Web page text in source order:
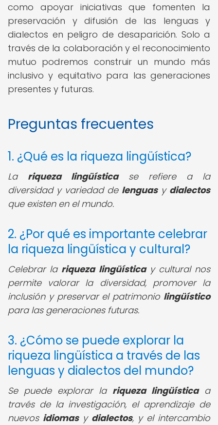
como apoyar iniciativas que fomenten la
preservación y difusión de las lenguas y
dialectos en peligro de desaparición. Solo a
través de la colaboración y el reconocimiento
mutuo podremos construir un mundo más
inclusivo y equitativo para las generaciones
presentes y futuras.
Preguntas frecuentes
1. ¿Qué es la riqueza lingüística?
La riqueza lingüísticase refiere a la
diversidad y variedad de lenguasy dialectos
que existen en el mundo.
2. ¿Por qué es importante celebrar
la riqueza lingüística y cultural?
Celebrar la riqueza lingüísticay cultural nos
permite valorar la diversidad, promover la
inclusión y preservar el patrimonio lingüístico
para las generaciones futuras.
3. ¿Cómo se puede explorar la
riqueza lingüística a través de las
lenguas y dialectos del mundo?
Se puede explorar la riqueza lingüísticaa
través de la investigación, el aprendizaje de
nuevos idiomasy dialectos, y el intercambio